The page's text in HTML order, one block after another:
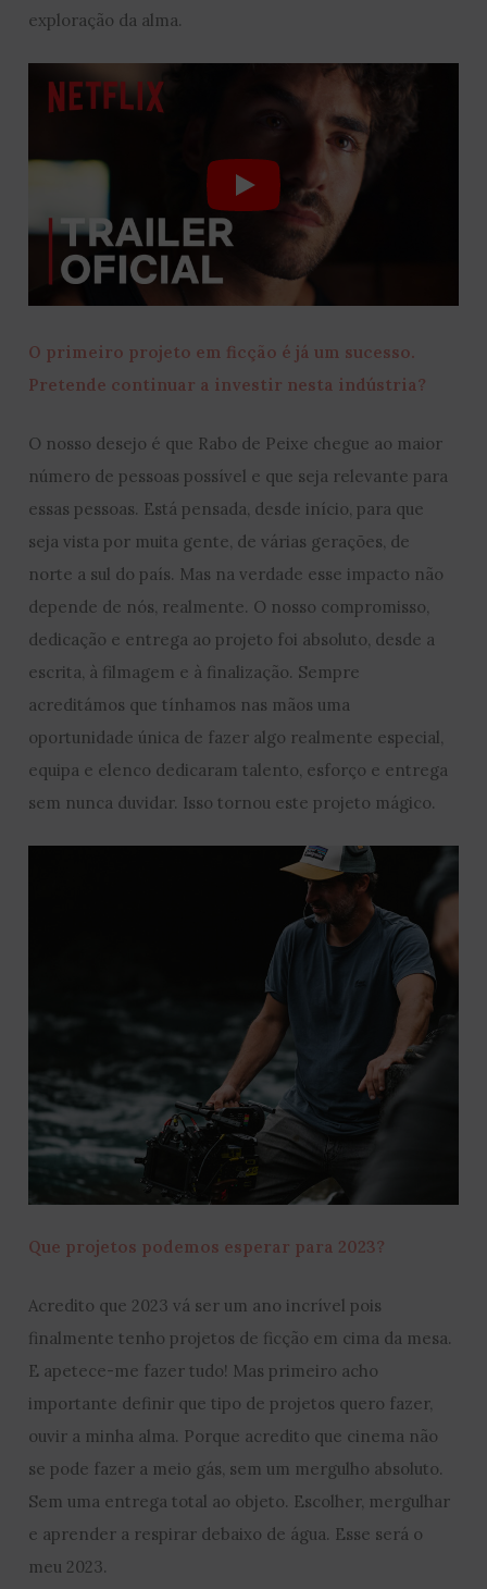
exploração da alma.
O primeiro projeto em ficção é já um sucesso.
Pretende continuar a investir nesta indústria?
O nosso desejo é que Rabo de Peixe chegue ao maior
número de pessoas possível e que seja relevante para
essas pessoas. Está pensada, desde início, para que
seja vista por muita gente, de várias gerações, de
norte a sul do país. Mas na verdade esse impacto não
depende de nós, realmente. O nosso compromisso,
dedicação e entrega ao projeto foi absoluto, desde a
escrita, à filmagem e à finalização. Sempre
acreditámos que tínhamos nas mãos uma
oportunidade única de fazer algo realmente especial,
equipa e elenco dedicaram talento, esforço e entrega
sem nunca duvidar. Isso tornou este projeto mágico.
Que projetos podemos esperar para 2023?
Acredito que 2023 vá ser um ano incrível pois
finalmente tenho projetos de ficção em cima da mesa.
E apetece-me fazer tudo! Mas primeiro acho
importante definir que tipo de projetos quero fazer,
ouvir a minha alma. Porque acredito que cinema não
se pode fazer a meio gás, sem um mergulho absoluto.
Sem uma entrega total ao objeto. Escolher, mergulhar
e aprender a respirar debaixo de água. Esse será o
meu 2023.